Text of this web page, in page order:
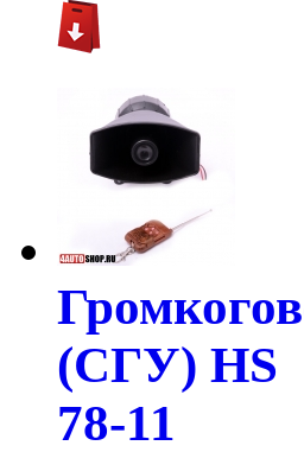
(СГУ) HS
78-11